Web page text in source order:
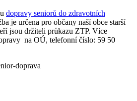
dopravy seniorů do zdravotních
je určena pro občany naší obce starší
jsou držiteli průkazu ZTP. Více
na OÚ, telefonní číslo: 59 50